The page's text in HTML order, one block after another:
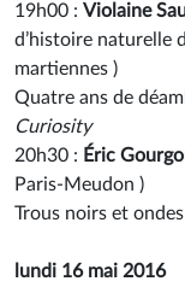
19h00 : Violaine
d’histoire naturelle
martiennes )
Quatre ans de
Curiosity
20h30 : Éric
Paris-Meudon )
Trous noirs et
lundi 16 mai 2016